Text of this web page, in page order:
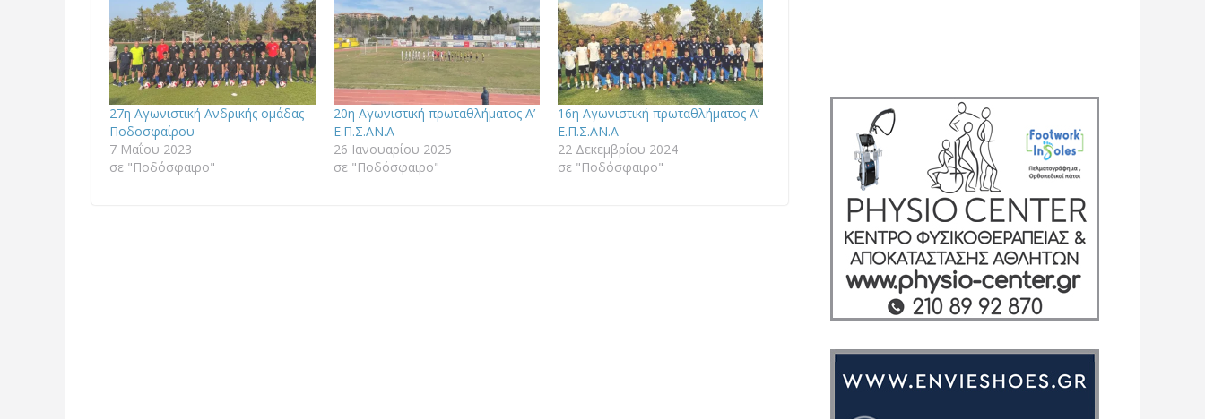
27η Αγωνιστική Ανδρικής ομάδας
Ποδοσφαίρου
7 Μαΐου 2023
σε "Ποδόσφαιρο"
20η Αγωνιστική πρωταθλήματος A’
Ε.Π.Σ.ΑΝ.Α
26 Ιανουαρίου 2025
σε "Ποδόσφαιρο"
16η Αγωνιστική πρωταθλήματος A’
Ε.Π.Σ.ΑΝ.Α
22 Δεκεμβρίου 2024
σε "Ποδόσφαιρο"